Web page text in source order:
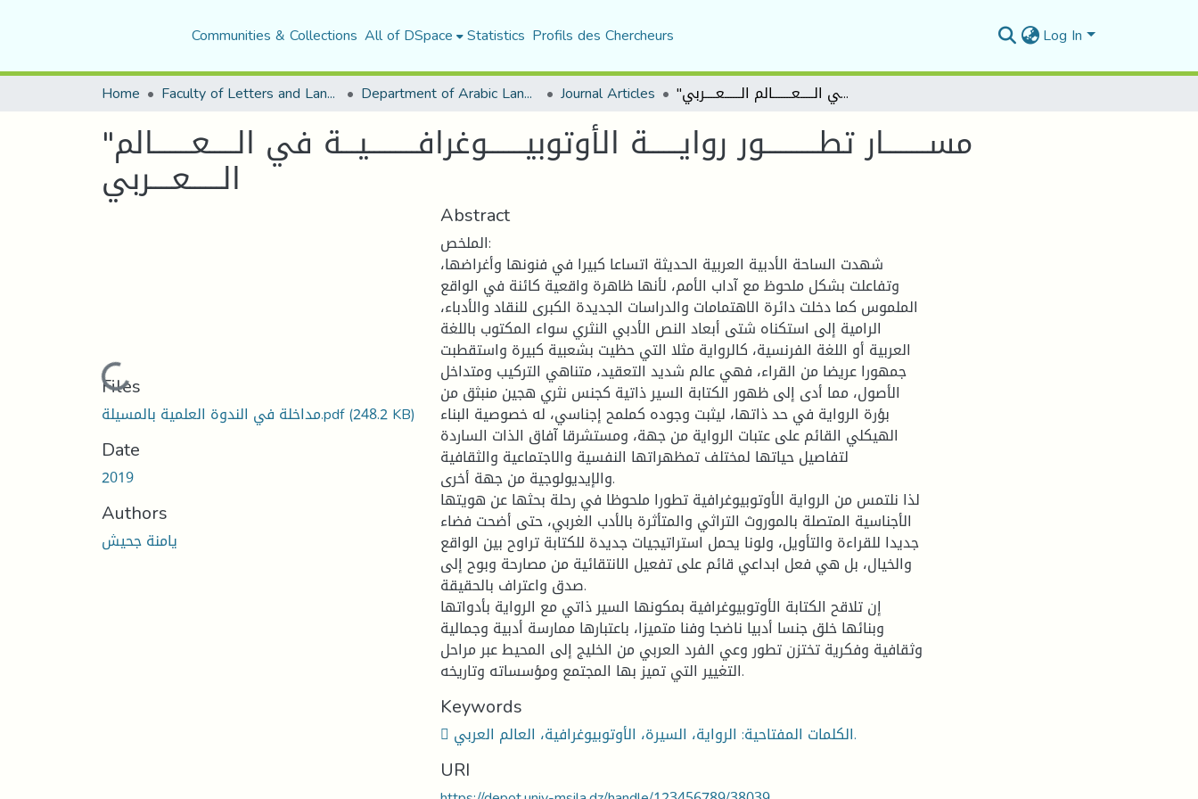
Communities & Collections All of DSpace Statistics Profils des Chercheurs Log In
Home Faculty of Letters and Languages Department of Arabic Language and Literature Journal Articles "مســــــــار تطــــــــــور روايــــــة الأوتوبيـــــــوغرافـــــــــيـــة في الـــــعـــــــالم الــــــعــــربي
"مســــــــار تطــــــــــور روايــــــة الأوتوبيـــــــوغرافـــــــــيـــة في الـــــعـــــــالم
الــــــعــــربي
Loading...
Files
مداخلة في الندوة العلمية بالمسيلة.pdf(248.2 KB)
Date
2019
Authors
يامنة جحيش
Abstract
الملخص:
شهدت الساحة الأدبية العربية الحديثة اتساعا كبيرا في فنونها وأغراضها،
وتفاعلت بشكل ملحوظ مع آداب الأمم، لأنها ظاهرة واقعية كائنة في الواقع
الملموس كما دخلت دائرة الاهتمامات والدراسات الجديدة الكبرى للنقاد والأدباء،
الرامية إلى استكناه شتى أبعاد النص الأدبي النثري سواء المكتوب باللغة
العربية أو اللغة الفرنسية، كالرواية مثلا التي حظيت بشعبية كبيرة واستقطبت
جمهورا عريضا من القراء، فهي عالم شديد التعقيد، متناهي التركيب ومتداخل
الأصول، مما أدى إلى ظهور الكتابة السير ذاتية كجنس نثري هجين منبثق من
بؤرة الرواية في حد ذاتها، ليثبت وجوده كملمح إجناسي، له خصوصية البناء
الهيكلي القائم على عتبات الرواية من جهة، ومستشرقا آفاق الذات الساردة
لتفاصيل حياتها لمختلف تمظهراتها النفسية والاجتماعية والثقافية
والإيديولوجية من جهة أخرى.
لذا نلتمس من الرواية الأوتوبيوغرافية تطورا ملحوظا في رحلة بحثها عن هويتها
الأجناسية المتصلة بالموروث التراثي والمتأثرة بالأدب الغربي، حتى أضحت فضاء
جديدا للقراءة والتأويل، ولونا يحمل استراتيجيات جديدة للكتابة تراوح بين الواقع
والخيال، بل هي فعل ابداعي قائم على تفعيل الانتقائية من مصارحة وبوح إلى
صدق واعتراف بالحقيقة.
إن تلاقح الكتابة الأوتوبيوغرافية بمكونها السير ذاتي مع الرواية بأدواتها
وبنائها خلق جنسا أدبيا ناضجا وفنا متميزا، باعتبارها ممارسة أدبية وجمالية
وثقافية وفكرية تختزن تطور وعي الفرد العربي من الخليج إلى المحيط عبر مراحل
التغيير التي تميز بها المجتمع ومؤسساته وتاريخه.
Keywords
 الكلمات المفتاحية: الرواية، السيرة، الأوتوبيوغرافية، العالم العربي.
URI